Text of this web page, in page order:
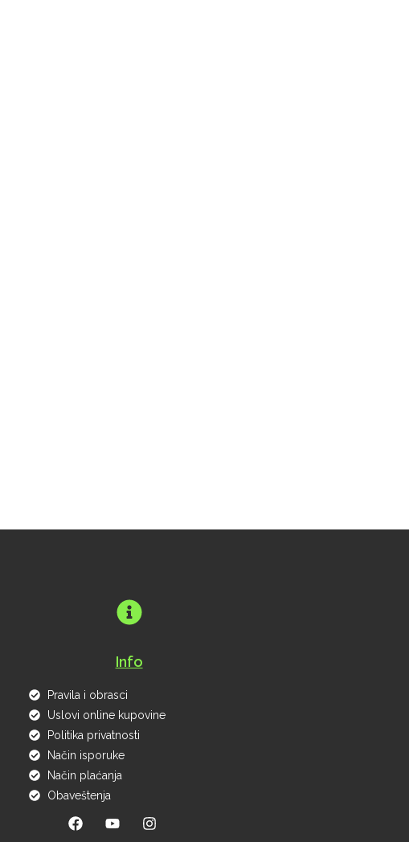
Info
Pravila i obrasci
Uslovi online kupovine
Politika privatnosti
Način isporuke
Način plaćanja
Obaveštenja